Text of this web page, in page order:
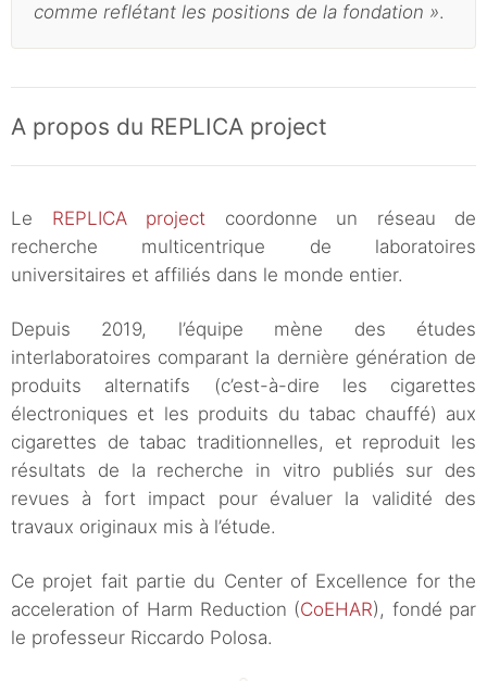
comme reflétant les positions de la fondation ».
A propos du REPLICA project
Le REPLICA project coordonne un réseau de
recherche multicentrique de laboratoires
universitaires et affiliés dans le monde entier.
Depuis 2019, l’équipe mène des études
interlaboratoires comparant la dernière génération de
produits alternatifs (c’est-à-dire les cigarettes
électroniques et les produits du tabac chauffé) aux
cigarettes de tabac traditionnelles, et reproduit les
résultats de la recherche in vitro publiés sur des
revues à fort impact pour évaluer la validité des
travaux originaux mis à l’étude.
Ce projet fait partie du Center of Excellence for the
acceleration of Harm Reduction (CoEHAR), fondé par
le professeur Riccardo Polosa.